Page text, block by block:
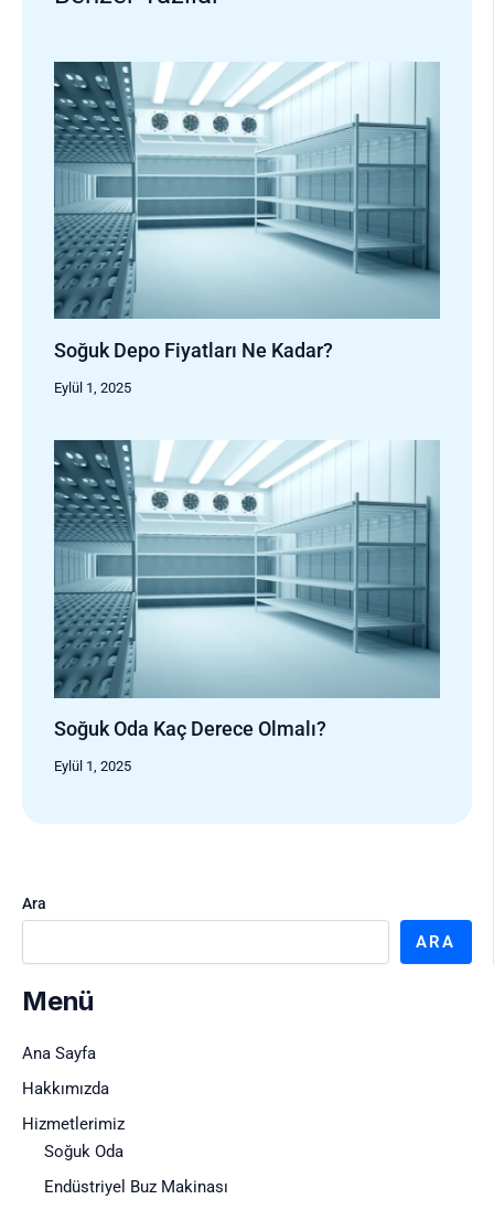
Soğuk Depo Fiyatları Ne Kadar?
Eylül 1, 2025
Soğuk Oda Kaç Derece Olmalı?
Eylül 1, 2025
Ara
ARA
Menü
Ana Sayfa
Hakkımızda
Hizmetlerimiz
Soğuk Oda
Endüstriyel Buz Makinası